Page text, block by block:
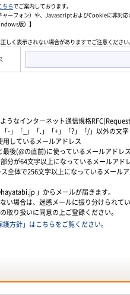
ちらでご案内しております。
ャーフォン）や、JavascriptおよびCookieに非対応
版）】
しく表示されない場合がありますでご注意ください。
うなインターネット通信規格
-」「_」「.」「+」「?」「/」以外の文
用しているメールアドレス
最後(@の直前)に使っているメールアドレス
分が64文字以上になっているメールアド
全体で256文字以上になっているメール
」からメールが届きます。
い場合は、迷惑メールに振り分けられて
取り扱いに同意の上ご登録ください。
護方針」はこちらをご覧ください。